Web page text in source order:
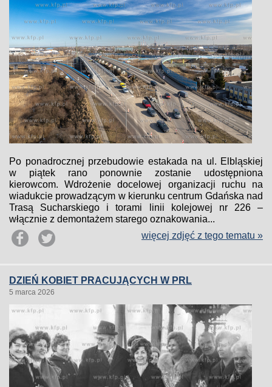
Po ponadrocznej przebudowie estakada na ul. Elbląskiej
w piątek rano ponownie zostanie udostępniona
kierowcom. Wdrożenie docelowej organizacji ruchu na
wiadukcie prowadzącym w kierunku centrum Gdańska nad
Trasą Sucharskiego i torami linii kolejowej nr 226 –
włącznie z demontażem starego oznakowania...
więcej zdjęć z tego tematu »
DZIEŃ KOBIET PRACUJĄCYCH W PRL
5 marca 2026